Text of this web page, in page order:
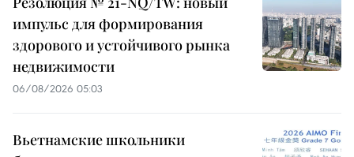
импульс для формирования
здорового и устойчивого рынка
недвижимости
06/08/2026 05:03
Вьетнамские школьники